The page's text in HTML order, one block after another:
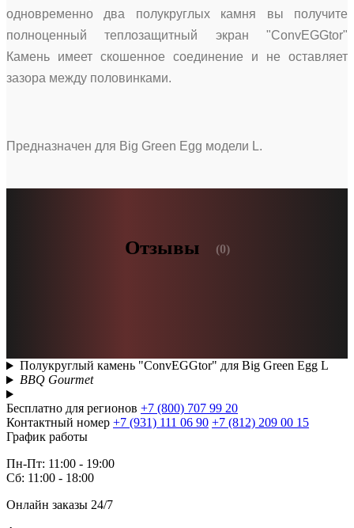
одновременно два полукруглых камня вы получите
полноценный теплозащитный экран "ConvEGGtor"
Камень имеет скошенное соединение и не оставляет
зазора между половинками.
Предназначен для Big Green Egg модели L.
Отзывы (0)
Полукруглый камень "ConvEGGtor" для Big Green Egg L
BBQ Gourmet
Бесплатно для регионов +7 (800) 707 99 20
Контактный номер +7 (931) 111 06 90 +7 (812) 209 00 15
График работы
Пн-Пт: 11:00 - 19:00
Сб: 11:00 - 18:00
Онлайн заказы 24/7